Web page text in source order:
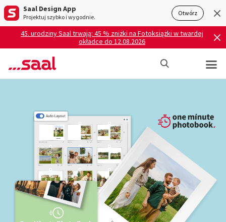
Saal Design App
Projektuj szybko i wygodnie. Otwórz
45. urodziny Saal trwają: 45 % zniżki na Fotoksiążki w twardej
okładce do 12.08.2026